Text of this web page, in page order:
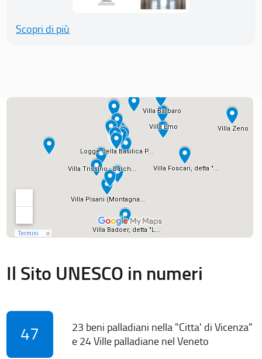
Scopri di più
Il Sito UNESCO in numeri
47
23 beni palladiani nella "Citta' di Vicenza"
e 24 Ville palladiane nel Veneto